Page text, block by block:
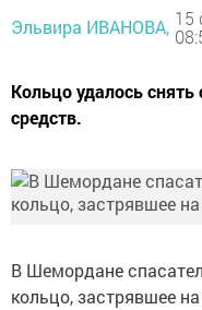
Эльвира ИВАНОВА, 15
Кольцо удалось
средств.
В Шемордане
кольцо, застрявшее